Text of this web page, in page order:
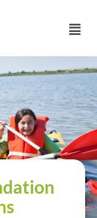
Main
Menu